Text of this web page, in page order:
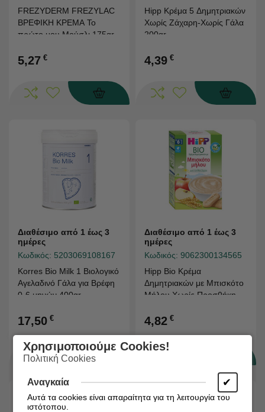
FREZYDERM FREZYLAC
ΒΡΕΦΙΚΗ ΚΡΕΜΑ Το
πρώτο μου Μούσλι 175gr
5,27 €
Hipp Κρέμα 5 Δημητριακών
Χωρίς Ζάχαρη-Χωρίς Γάλα
200gr
4,39 €
Διαθέσιμο από 1 έως 3
ημέρες
Κωδικός: 5203069108167
Korres Bio Milk 1 Βιολογικό
Αγελαδινό Γάλα για Βρέφη
0-6 μηνών 400gr
17,50 €
Διαθέσιμο από 1 έως 3
ημέρες
Κωδικός: 9062300134565
Hipp Bio Κρέμα
Δημητριακών με Μπισκότο
Μήλου Χωρίς Προσθήκη
4,82 €
Χρησιμοποιούμε Cookies!
Πολιτική Cookies
Αναγκαία ✔
Αυτά τα cookies είναι απαραίτητα για τη λειτουργία του
ιστότοπου.